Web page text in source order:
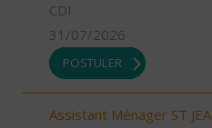
CDI
31/07/2026
POSTULER
Assistant Ménager ST